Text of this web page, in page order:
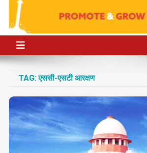
TAG:एससी-एसटी आरक्षण